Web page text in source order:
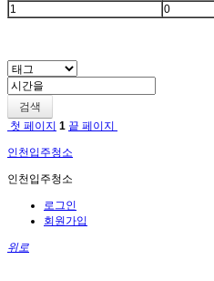
1
0
검색
첫 페이지 1 끝 페이지
인천입주청소
인천입주청소
로그인
회원가입
위로